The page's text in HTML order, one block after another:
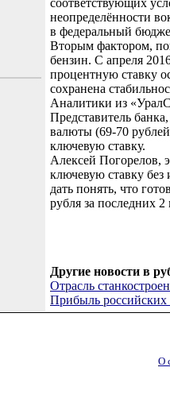
неопределённости
в федеральный
Вторым фактором,
бензин. С апреля
процентную ставку
сохранена
Аналитики из
Представитель
валюты (69-70
ключевую ставку.
Алексей Погорелов,
ключевую ставку
дать понять, что
рубля за последних
Другие новости в
Отрасль
Прибыль российских
О